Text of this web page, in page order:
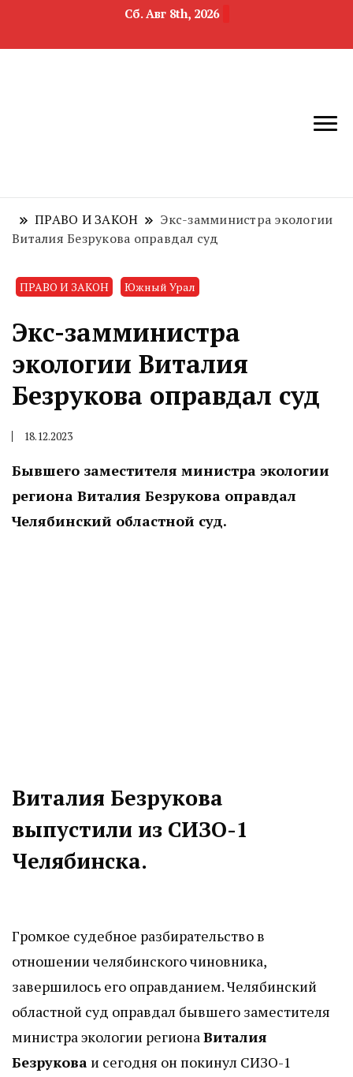
Сб. Авг 8th, 2026
область
ПРАВО И ЗАКОН
Экс-замминистра экологии
Виталия Безрукова оправдал суд
ПРАВО И ЗАКОН Южный Урал
Экс-замминистра
экологии Виталия
Безрукова оправдал суд
18.12.2023
Бывшего заместителя министра экологии
региона Виталия Безрукова оправдал
Челябинский областной суд.
Виталия Безрукова
выпустили из СИЗО-1
Челябинска.
Громкое судебное разбирательство в
отношении челябинского чиновника,
завершилось его оправданием. Челябинский
областной суд оправдал бывшего заместителя
министра экологии регионаВиталия
Безрукова и сегодня он покинул СИЗО-1